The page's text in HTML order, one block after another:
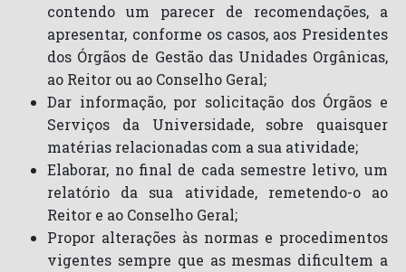
contendo um parecer de recomendações, a
apresentar, conforme os casos, aos Presidentes
dos Órgãos de Gestão das Unidades Orgânicas,
ao Reitor ou ao Conselho Geral;
Dar informação, por solicitação dos Órgãos e
Serviços da Universidade, sobre quaisquer
matérias relacionadas com a sua atividade;
Elaborar, no final de cada semestre letivo, um
relatório da sua atividade, remetendo-o ao
Reitor e ao Conselho Geral;
Propor alterações às normas e procedimentos
vigentes sempre que as mesmas dificultem a